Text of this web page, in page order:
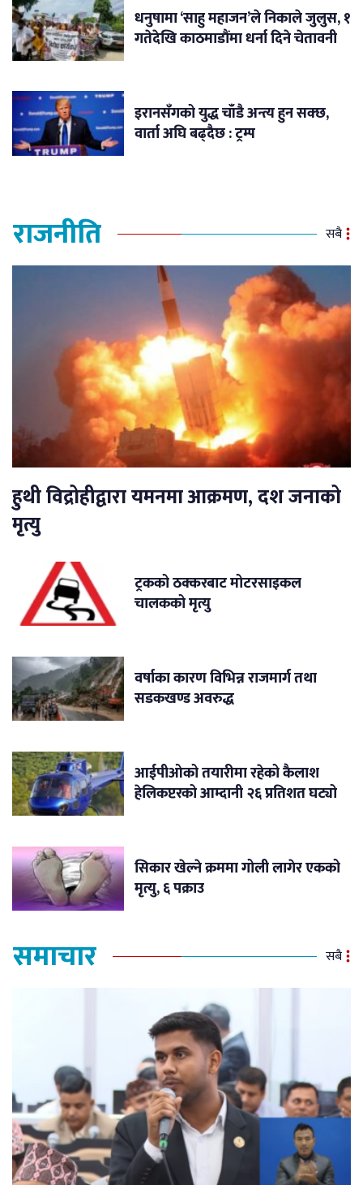
धनुषामा ‘साहु महाजन’ले निकाले जुलुस, १
गतेदेखि काठमाडौंमा धर्ना दिने चेतावनी
इरानसँगको युद्ध चाँडै अन्त्य हुन सक्छ,
वार्ता अघि बढ्दैछ : ट्रम्प
राजनीति सबै
हुथी विद्रोहीद्वारा यमनमा आक्रमण, दश जनाको
मृत्यु
ट्रकको ठक्करबाट मोटरसाइकल
चालकको मृत्यु
वर्षाका कारण विभिन्न राजमार्ग तथा
सडकखण्ड अवरुद्ध
आईपीओको तयारीमा रहेको कैलाश
हेलिकप्टरको आम्दानी २६ प्रतिशत घट्यो
सिकार खेल्ने क्रममा गोली लागेर एकको
मृत्यु, ६ पक्राउ
समाचार सबै